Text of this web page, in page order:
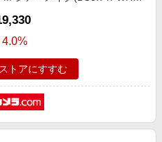
4.0%
ストアにすすむ